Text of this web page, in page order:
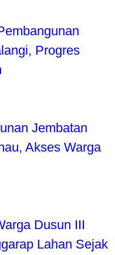
Progres
Jembatan
Akses Warga
Dusun III
Lahan Sejak